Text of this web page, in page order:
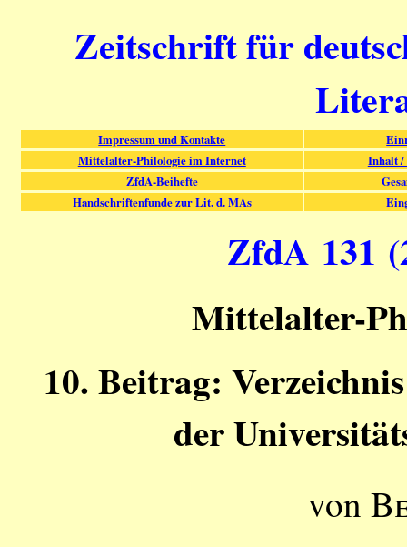
Zeitschrift für
Impressum und Kontakte
Mittelalter-Philologie im Internet
Inhalt /
ZfdA-Beihefte
Handschriftenfunde zur Lit. d. MAs
ZfdA 131
Mittelalter-
10. Beitrag:
der
von